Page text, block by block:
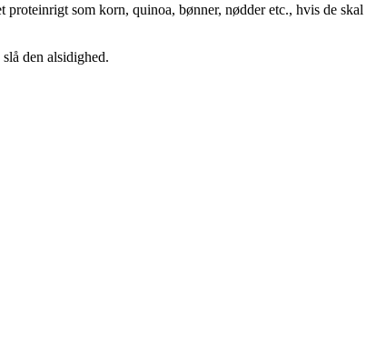
proteinrigt som korn, quinoa, bønner, nødder etc., hvis de skal
den alsidighed.